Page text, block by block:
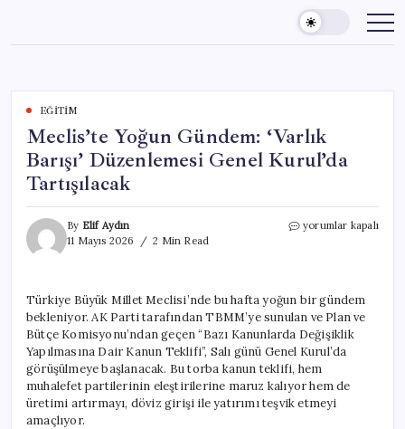
content
EĞITIM
Meclis’te Yoğun Gündem: ‘Varlık
Barışı’ Düzenlemesi Genel Kurul’da
Tartışılacak
By Elif Aydın
11 Mayıs 2026
2 Min Read
Meclis’te
Düzenlemesi
Genel
Kurul’da
Tartışılacak
yorumlar kapalı
Türkiye Büyük Millet Meclisi’nde bu hafta yoğun bir gündem
bekleniyor. AK Parti tarafından TBMM’ye sunulan ve Plan ve
Bütçe Komisyonu’ndan geçen “Bazı Kanunlarda Değişiklik
Yapılmasına Dair Kanun Teklifi”, Salı günü Genel Kurul’da
görüşülmeye başlanacak. Bu torba kanun teklifi, hem
muhalefet partilerinin eleştirilerine maruz kalıyor hem de
üretimi artırmayı, döviz girişi ile yatırımı teşvik etmeyi
amaçlıyor.